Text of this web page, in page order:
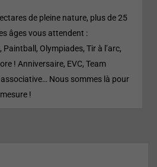
de pleine nature, plus de 25
âges vous attendent :
Olympiades, Tir à l’arc,
! Anniversaire, EVC, Team
Nous sommes là pour
!